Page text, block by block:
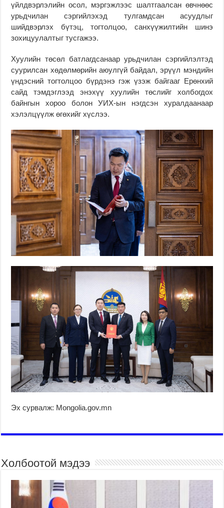
үйлдвэрлэлийн осол, мэргэжлээс шалтгаалсан өвчнөөс
урьдчилан сэргийлэхэд тулгамдсан асуудлыг
шийдвэрлэх бүтэц, тогтолцоо, санхүүжилтийн шинэ
зохицуулалтыг тусгажээ.
Хуулийн төсөл батлагдсанаар урьдчилан сэргийлэлтэд
суурилсан хөдөлмөрийн аюулгүй байдал, эрүүл мэндийн
үндэсний тогтолцоо бүрдэнэ гэж үзэж байгааг Ерөнхий
сайд тэмдэглээд энэхүү хуулийн төслийг холбогдох
байнгын хороо болон УИХ-ын нэгдсэн хуралдаанаар
хэлэлцүүлж өгөхийг хүслээ.
Эх сурвалж: Mongolia.gov.mn
Холбоотой мэдээ